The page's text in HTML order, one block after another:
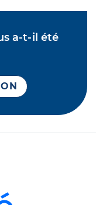
a-t-il été